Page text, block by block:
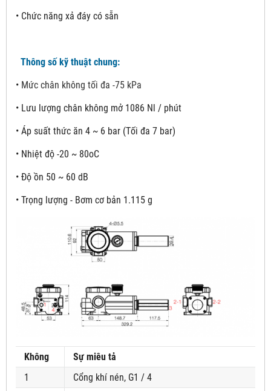
• Chức năng xả đáy có sẵn
Thông số kỹ thuật chung:
• Mức chân không tối đa -75 kPa
• Lưu lượng chân không mở 1086 Nl / phút
• Áp suất thức ăn 4 ~ 6 bar (Tối đa 7 bar)
• Nhiệt độ -20 ~ 80oC
• Độ ồn 50 ~ 60 dB
• Trọng lượng - Bơm cơ bản 1.115 g
Không
Sự miêu tả
1
Cổng khí nén, G1 / 4